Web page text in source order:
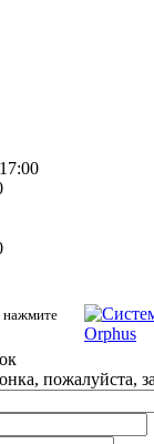
пожалуйста,